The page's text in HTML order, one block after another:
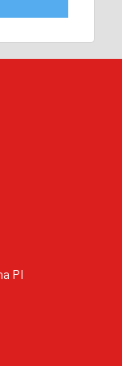
PI